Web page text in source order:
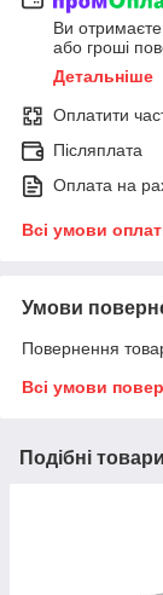
Ви
або гроші
Детальніше
Оплатити
Післяплата
Оплата на
Всі умови
Умови
Повернення
Всі умови
Подібні